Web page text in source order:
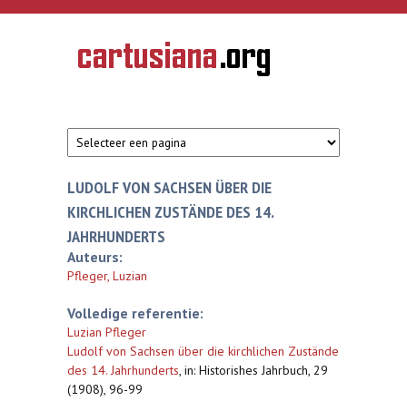
Overslaan en naar de inhoud gaan
CARTUSIANA
Geschiedenis
van de
LUDOLF VON SACHSEN ÜBER DIE
KIRCHLICHEN ZUSTÄNDE DES 14.
JAHRHUNDERTS
Auteurs:
Pfleger, Luzian
Volledige referentie:
Luzian Pfleger
Ludolf von Sachsen über die kirchlichen Zustände
des 14. Jahrhunderts, in: Historishes Jahrbuch, 29
(1908), 96-99